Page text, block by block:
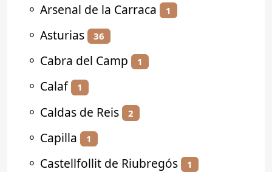
⚬ Arsenal de la Carraca 1
⚬ Asturias 36
⚬ Cabra del Camp 1
⚬ Calaf 1
⚬ Caldas de Reis 2
⚬ Capilla 1
⚬ Castellfollit de Riubregós 1